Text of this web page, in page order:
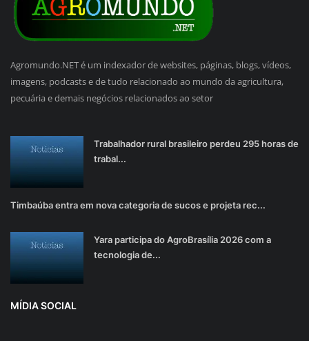
Agromundo.NET é um indexador de websites, páginas, blogs, vídeos,
imagens, podcasts e de tudo relacionado ao mundo da agricultura,
pecuária e demais negócios relacionados ao setor
Trabalhador rural brasileiro perdeu 295 horas de
trabal...
Timbaúba entra em nova categoria de sucos e projeta rec...
Yara participa do AgroBrasília 2026 com a
tecnologia de...
MÍDIA SOCIAL